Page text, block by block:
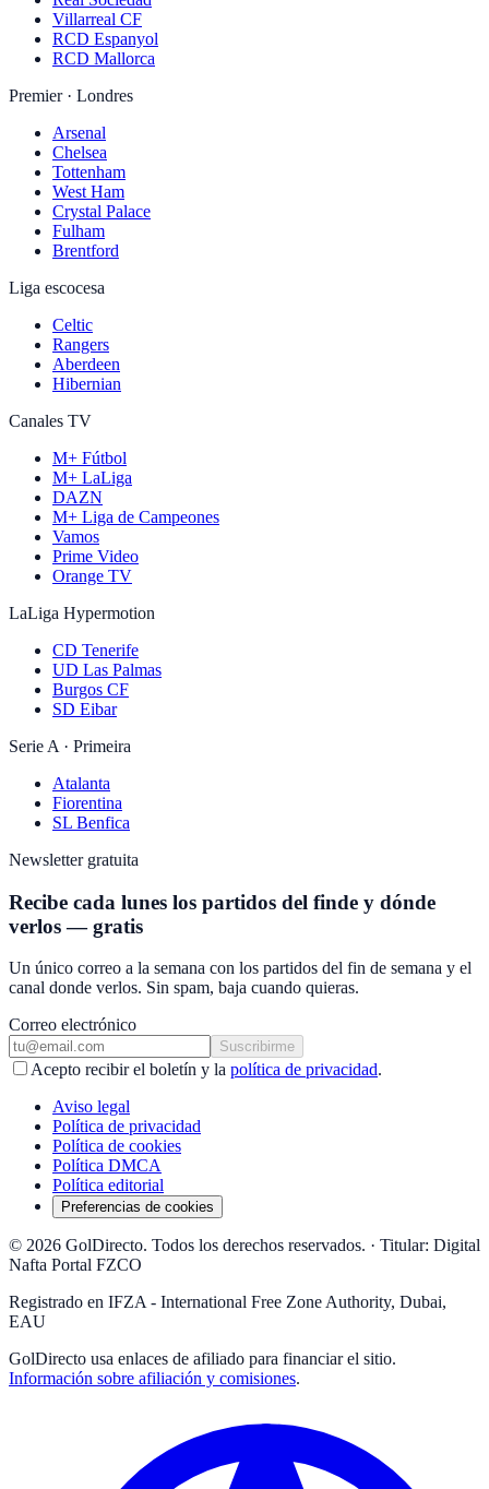
Villarreal CF
RCD Espanyol
RCD Mallorca
Premier · Londres
Arsenal
Chelsea
Tottenham
West Ham
Crystal Palace
Fulham
Brentford
Liga escocesa
Celtic
Rangers
Aberdeen
Hibernian
Canales TV
M+ Fútbol
M+ LaLiga
DAZN
M+ Liga de Campeones
Vamos
Prime Video
Orange TV
LaLiga Hypermotion
CD Tenerife
UD Las Palmas
Burgos CF
SD Eibar
Serie A · Primeira
Atalanta
Fiorentina
SL Benfica
Newsletter gratuita
Recibe cada lunes los partidos del finde y dónde
verlos — gratis
Un único correo a la semana con los partidos del fin de semana y el
canal donde verlos. Sin spam, baja cuando quieras.
Correo electrónico
Suscribirme
Acepto recibir el boletín y la política de privacidad.
Aviso legal
Política de privacidad
Política de cookies
Política DMCA
Política editorial
Preferencias de cookies
© 2026 GolDirecto. Todos los derechos reservados. · Titular: Digital
Nafta Portal FZCO
Registrado en IFZA - International Free Zone Authority, Dubai,
EAU
GolDirecto usa enlaces de afiliado para financiar el sitio.
Información sobre afiliación y comisiones.